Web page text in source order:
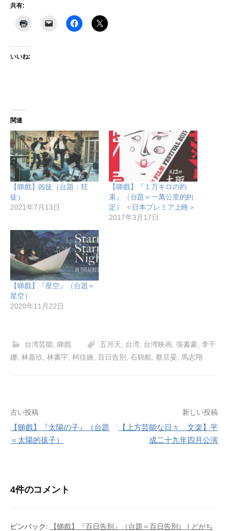
共有:
いいね:
関連
【睇戲】凶徒（台題：狂
徒）
2021年7月13日
【睇戲】『１万キロの約
束』（台題＝一萬公里的約
定） ＜日本プレミア上映＞
2017年3月17日
【睇戲】『星空』（台題＝
星空）
2020年11月22日
台湾芸能, 睇戲 五月天, 台湾, 台湾映画, 張書豪, 李千
娜 林嘉欣 林書宇 柯佳嬿 百日告別 石錦航 蔡亘晏 馬志翔
投
稿
ゲ
古い投稿
【睇戲】『太陽の子』（台題
＝太陽的孩子）
新しい投稿
【上方芸能な日々 文楽】平
成二十九年四月公演
4件のコメント
ピンバック: 【睇戲】『百日告別』（台題＝百日告別） | どがち